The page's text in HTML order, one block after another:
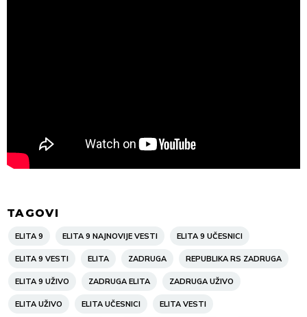
TAGOVI
ELITA 9 ELITA 9 NAJNOVIJE VESTI ELITA 9 UČESNICI
ELITA 9 VESTI ELITA ZADRUGA REPUBLIKA RS ZADRUGA
ELITA 9 UŽIVO ZADRUGA ELITA ZADRUGA UŽIVO
ELITA UŽIVO ELITA UČESNICI ELITA VESTI